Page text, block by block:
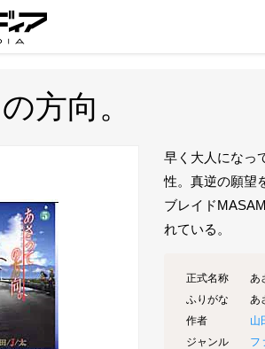
方向。
早く大人になっ
性。真逆の願望
ブレイド
れている。
正式名称
あ
ふりがな
あ
作者
山
ジャンル
フ